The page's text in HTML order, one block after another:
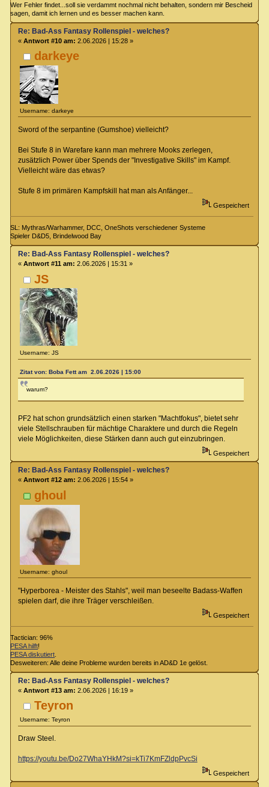
Wer Fehler findet...soll sie verdammt nochmal nicht behalten, sondern mir Bescheid
sagen, damit ich lernen und es besser machen kann.
darkeye
Username: darkeye
Re: Bad-Ass Fantasy Rollenspiel - welches?
« Antwort #10 am: 2.06.2026 | 15:28 »
Sword of the serpantine (Gumshoe) vielleicht?
Bei Stufe 8 in Warefare kann man mehrere Mooks zerlegen,
zusätzlich Power über Spends der "Investigative Skills" im Kampf.
Vielleicht wäre das etwas?
Stufe 8 im primären Kampfskill hat man als Anfänger...
Gespeichert
SL: Mythras/Warhammer, DCC, OneShots verschiedener Systeme
Spieler D&D5, Brindelwood Bay
JS
Username: JS
Re: Bad-Ass Fantasy Rollenspiel - welches?
« Antwort #11 am: 2.06.2026 | 15:31 »
Zitat von: Boba Fett am 2.06.2026 | 15:00
warum?
PF2 hat schon grundsätzlich einen starken "Machtfokus", bietet sehr
viele Stellschrauben für mächtige Charaktere und durch die Regeln
viele Möglichkeiten, diese Stärken dann auch gut einzubringen.
Gespeichert
ghoul
Username: ghoul
Re: Bad-Ass Fantasy Rollenspiel - welches?
« Antwort #12 am: 2.06.2026 | 15:54 »
"Hyperborea - Meister des Stahls", weil man beseelte Badass-Waffen
spielen darf, die ihre Träger verschleißen.
Gespeichert
Tactician: 96%
PESA hilft!
PESA diskutiert
Desweiteren: Alle deine Probleme wurden bereits in AD&D 1e gelöst.
Teyron
Username: Teyron
Re: Bad-Ass Fantasy Rollenspiel - welches?
« Antwort #13 am: 2.06.2026 | 16:19 »
Draw Steel.
https://youtu.be/Do27WhaYHkM?si=kTi7KmFZldpPvcSi
Gespeichert